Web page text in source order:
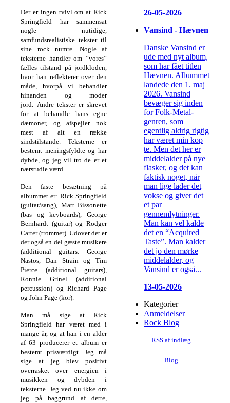
Der er ingen tvivl om at Rick
Springfield har sammensat
nogle nutidige,
samfundsrealistiske tekster til
sine rock numre. Nogle af
teksterne handler om ”vores”
fælles tilstand på jordkloden,
hvor han reflekterer over den
måde, hvorpå vi behandler
hinanden og moder
jord. Andre tekster er skrevet
for at behandle hans egne
dæmoner, og afspejler nok
mest af alt en række
sindstilstande. Teksterne er
bestemt meningsfyldte og har
dybde, og jeg vil tro de er et
nærstudie værd.
Den faste besætning på
albummet er: Rick Springfield
(guitar/sang), Matt Bissonette
(bas og keyboards), George
Bernhardt (guitar) og Rodger
Carter (trommer). Udover det er
der også en del gæste musikere
(additional guitars: George
Nastos, Dan Strain og Tim
Pierce (additional guitars),
Ronnie Grinel (additional
percussion) og Richard Page
og John Page (kor).
Man må sige at Rick
Springfield har været med i
mange år, og at han i en alder
af 63 producerer et album er
bestemt prisværdigt. Jeg må
sige at jeg blev positivt
overrasket over energien i
musikken og dybden i
teksterne. Jeg ved nu ikke om
jeg på baggrund af dette,
26-05-2026
Vansind - Hævnen
Danske Vansind er
ude med nyt album,
som har fået titlen
Hævnen. Albummet
landede den 1. maj
2026. Vansind
bevæger sig inden
for Folk-Metal-
genren, som
egentlig aldrig rigtig
har været min kop
te. Men det her er
middelalder på nye
flasker, og det kan
faktisk noget, når
man lige lader det
vokse og giver det
et par
gennemlytninger.
Man kan vel kalde
det en “Acquired
Taste”. Man kalder
det jo den mørke
middelalder, og
Vansind er også...
13-05-2026
Kategorier
Anmeldelser
Rock Blog
RSS af indlæg
Blog